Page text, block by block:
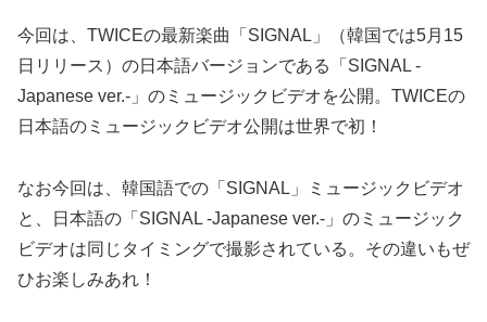
今回は、TWICEの最新楽曲「SIGNAL」（韓国では5月15
日リリース）の日本語バージョンである「SIGNAL -
Japanese ver.-」のミュージックビデオを公開。TWICEの
日本語のミュージックビデオ公開は世界で初！
なお今回は、韓国語での「SIGNAL」ミュージックビデオ
と、日本語の「SIGNAL -Japanese ver.-」のミュージック
ビデオは同じタイミングで撮影されている。その違いもぜ
ひお楽しみあれ！